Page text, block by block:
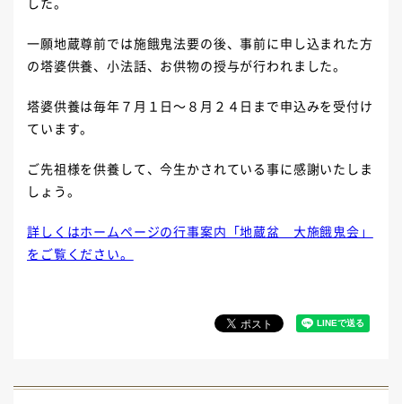
一願地蔵尊前では施餓鬼法要の後、事前に申し込まれた方
の塔婆供養、小法話、お供物の授与が行われました。
塔婆供養は毎年７月１日～８月２４日まで申込みを受付け
ています。
ご先祖様を供養して、今生かされている事に感謝いたしま
しょう。
詳しくはホームページの行事案内「地蔵盆 大施餓鬼会」
をご覧ください。